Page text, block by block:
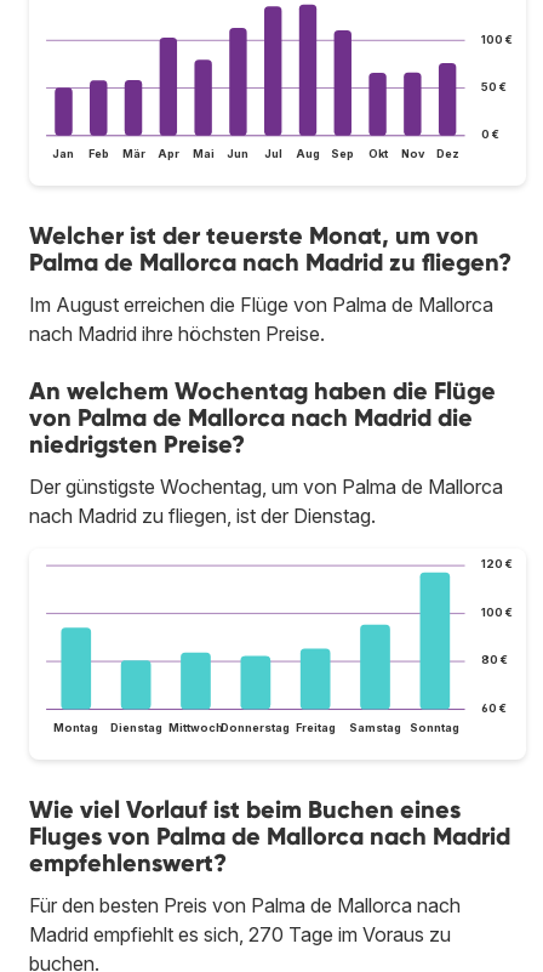
0 €
50 €
100 €
Jan Feb Mär Apr Mai Jun Jul Aug Sep Okt Nov Dez
Welcher ist der teuerste Monat, um von
Palma de Mallorca nach Madrid zu fliegen?
Im August erreichen die Flüge von Palma de Mallorca
nach Madrid ihre höchsten Preise.
An welchem Wochentag haben die Flüge
von Palma de Mallorca nach Madrid die
niedrigsten Preise?
Der günstigste Wochentag, um von Palma de Mallorca
nach Madrid zu fliegen, ist der Dienstag.
60 €
80 €
100 €
120 €
Montag Dienstag MittwochDonnerstag Freitag Samstag Sonntag
Wie viel Vorlauf ist beim Buchen eines
Fluges von Palma de Mallorca nach Madrid
empfehlenswert?
Für den besten Preis von Palma de Mallorca nach
Madrid empfiehlt es sich, 270 Tage im Voraus zu
buchen.